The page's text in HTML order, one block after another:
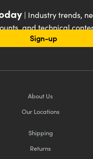
| Industry trends,
and technical
Sign-up
About Us
Our Locations
Shipping
Returns